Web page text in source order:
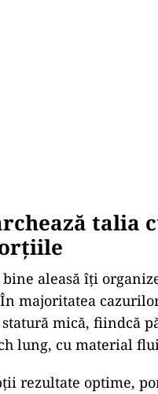
talia
bine aleasă îți
majoritatea
statură mică, fiindcă
lung, cu material
rezultate optime,